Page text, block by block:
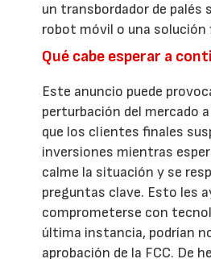
un transbordador de palés
robot móvil o una solución
Qué cabe esperar a
Este anuncio puede
perturbación del mercado
que los clientes finales
inversiones mientras
calme la situación y se
preguntas clave. Esto les
comprometerse con
última instancia, podrían
aprobación de la FCC. De